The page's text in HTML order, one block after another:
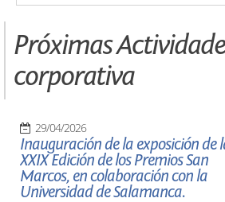
Próximas
corporativa
29/04/2026
Inauguración de la exposición de
XXIX Edición de los Premios San
Marcos, en colaboración con la
Universidad de Salamanca.